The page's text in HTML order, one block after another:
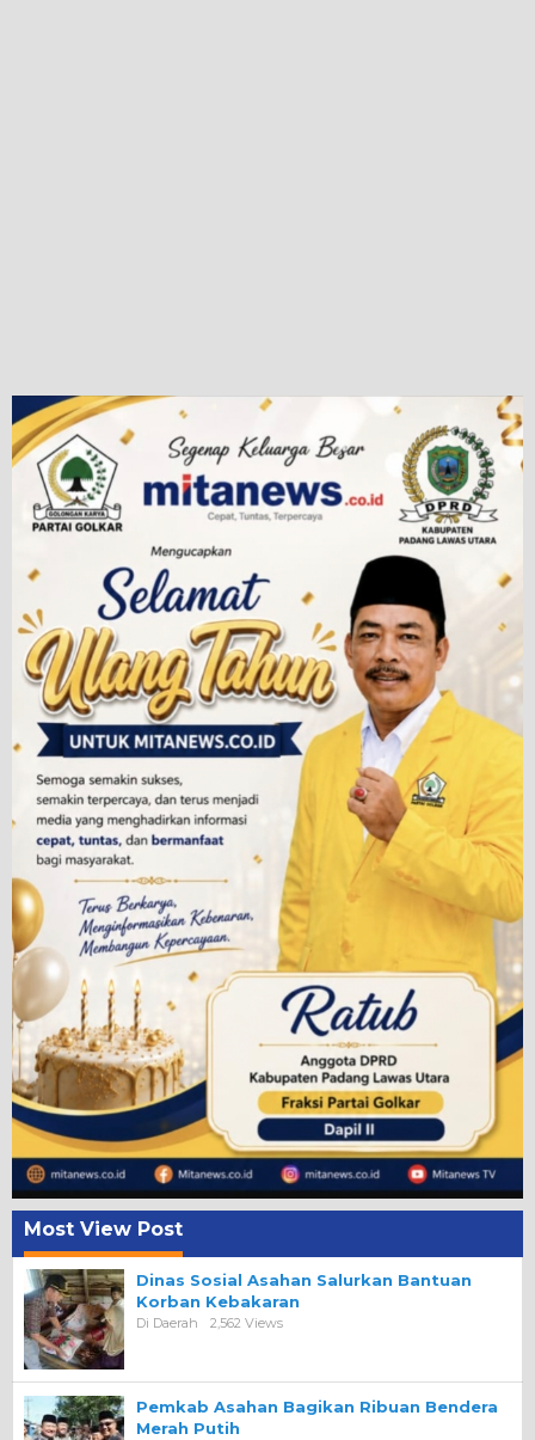
Most View Post
Dinas Sosial Asahan Salurkan Bantuan
Korban Kebakaran
Di Daerah 2,562 Views
Pemkab Asahan Bagikan Ribuan Bendera
Merah Putih